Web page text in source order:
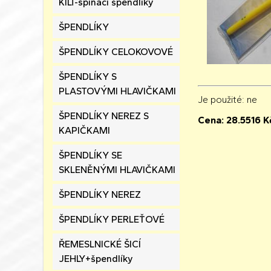
ŠPENDLÍKY
ŠPENDLÍKY CELOKOVOVÉ
ŠPENDLÍKY S
PLASTOVÝMI HLAVIČKAMI
ŠPENDLÍKY NEREZ S
KAPIČKAMI
ŠPENDLÍKY SE
SKLENĚNÝMI HLAVIČKAMI
ŠPENDLÍKY NEREZ
ŠPENDLÍKY PERLEŤOVÉ
ŘEMESLNICKÉ ŠICÍ
JEHLY+špendlíky
Je použité: ne
Cena: 28.5516